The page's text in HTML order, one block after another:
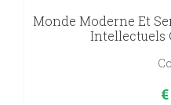
Monde Moderne Et
Intellectuels
€